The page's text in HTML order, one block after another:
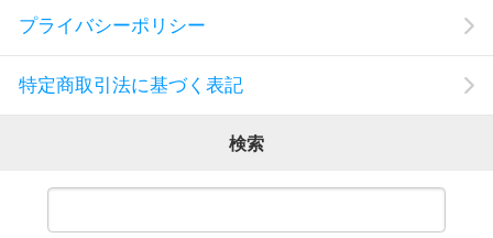
プライバシーポリシー
特定商取引法に基づく表記
検索